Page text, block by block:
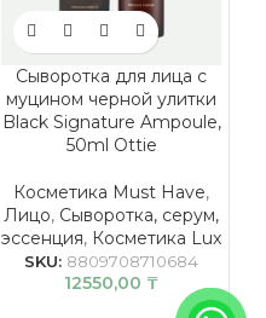
Сыворотка для лица с
муцином черной улитки
Black Signature Ampoule,
50ml Ottie
Косметика Must Have,
Лицо, Сыворотка, серум,
эссенция, Косметика Lux
SKU: 8809708710684
12550,00 ₸